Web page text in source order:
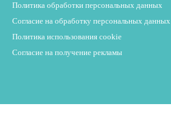
Политика обработки персональных данных
Согласие на обработку персональных данных
Политика использования cookie
Согласие на получение рекламы